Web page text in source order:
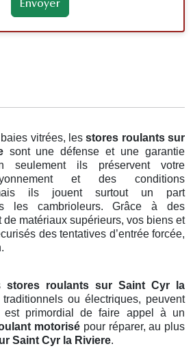
vitrées, lesstores roulants sur
sont une défense et une garantie
seulement ils préservent votre
et des conditions
mais ils jouent surtout un part
les cambrioleurs. Grâce à des
de matériaux supérieurs, vos biens et
des tentatives d’entrée forcée,
stores roulants sur Saint Cyr la
traditionnels ou électriques, peuvent
primordial de faire appel à un
motorisé pour réparer, au plus
Saint Cyr la Riviere.